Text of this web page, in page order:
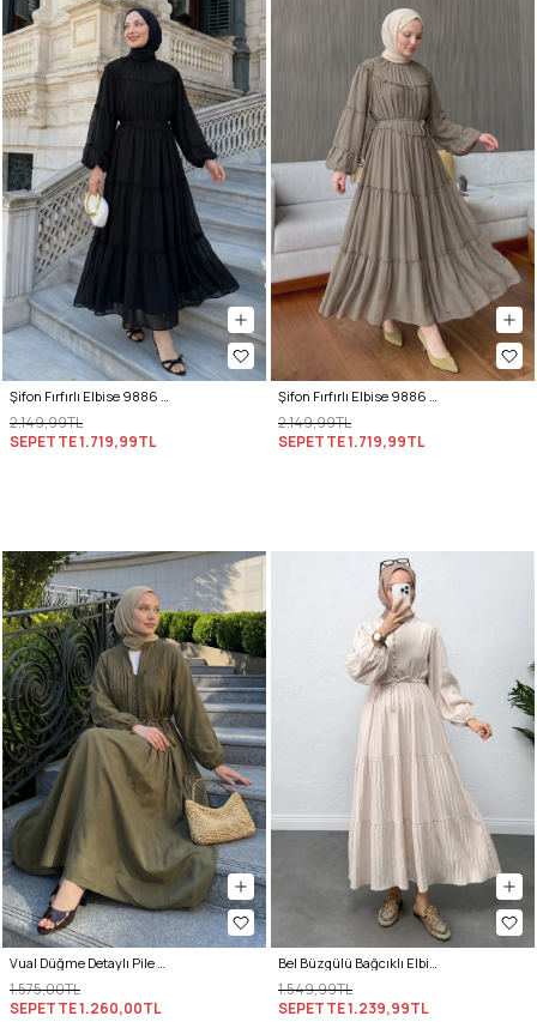
Şifon Fırfırlı Elbise 9886 - SİYAH
2.149,99TL
SEPETTE1.719,99TL
Şifon Fırfırlı Elbise 9886 - HAKİ
2.149,99TL
SEPETTE1.719,99TL
Vual Düğme Detaylı Pile Elbise 5007 - KOYU HAKİ
1.575,00TL
SEPETTE1.260,00TL
Bel Büzgülü Bağcıklı Elbise 0081 - EKRU
1.549,99TL
SEPETTE1.239,99TL